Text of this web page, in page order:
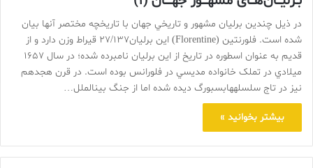
در ذيل چندين برليان مشهور و تاريخي جهان با تاريخچه مختصر آنها بيان
شده است. فلورنتين (Florentine) اين برليان27/137 قيراط وزن دارد و از
قديم به عنوان اسطوره در تاريخ از اين برليان نامبرده شده؛ در سال 1657
ميلادي در تملک خانواده مديسي در فلورانس بوده است. در قرن هجدهم
نيز در تاج سلسلههابسبورگ ديده شده اما از جنگ بينالملل…
بیشتر بخوانید »